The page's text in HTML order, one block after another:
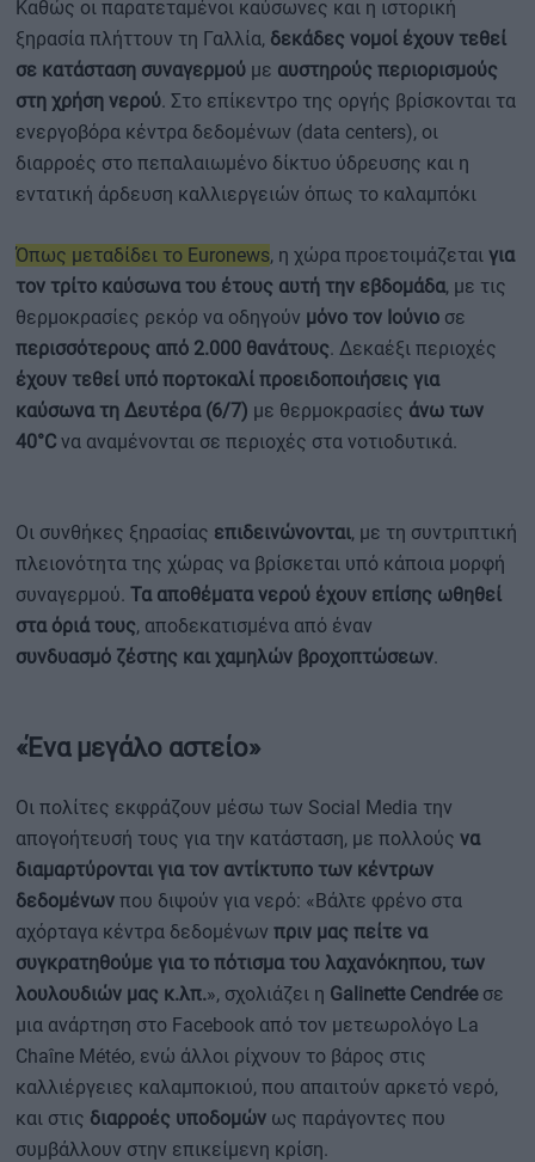
Καθώς οι παρατεταμένοι καύσωνες και η ιστορική
ξηρασία πλήττουν τη Γαλλία, δεκάδες νομοί έχουν τεθεί
σε κατάσταση συναγερμού με αυστηρούς περιορισμούς
στη χρήση νερού. Στο επίκεντρο της οργής βρίσκονται τα
ενεργοβόρα κέντρα δεδομένων (data centers), οι
διαρροές στο πεπαλαιωμένο δίκτυο ύδρευσης και η
εντατική άρδευση καλλιεργειών όπως το καλαμπόκι
Όπως μεταδίδει το Euronews, η χώρα προετοιμάζεται για
τον τρίτο καύσωνα του έτους αυτή την εβδομάδα, με τις
θερμοκρασίες ρεκόρ να οδηγούν μόνο τον Ιούνιο σε
περισσότερους από 2.000 θανάτους. Δεκαέξι περιοχές
έχουν τεθεί υπό πορτοκαλί προειδοποιήσεις για
καύσωνα τη Δευτέρα (6/7) με θερμοκρασίες άνω των
40°C να αναμένονται σε περιοχές στα νοτιοδυτικά.
Οι συνθήκες ξηρασίας επιδεινώνονται, με τη συντριπτική
πλειονότητα της χώρας να βρίσκεται υπό κάποια μορφή
συναγερμού. Τα αποθέματα νερού έχουν επίσης ωθηθεί
στα όριά τους, αποδεκατισμένα από έναν
συνδυασμό ζέστης και χαμηλών βροχοπτώσεων.
«Ένα μεγάλο αστείο»
Οι πολίτες εκφράζουν μέσω των Social Media την
απογοήτευσή τους για την κατάσταση, με πολλούς να
διαμαρτύρονται για τον αντίκτυπο των κέντρων
δεδομένων που διψούν για νερό: «Βάλτε φρένο στα
αχόρταγα κέντρα δεδομένων πριν μας πείτε να
συγκρατηθούμε για το πότισμα του λαχανόκηπου, των
λουλουδιών μας κ.λπ.», σχολιάζει η Galinette Cendréeσε
μια ανάρτηση στο Facebook από τον μετεωρολόγο La
Chaîne Météo, ενώ άλλοι ρίχνουν το βάρος στις
καλλιέργειες καλαμποκιού, που απαιτούν αρκετό νερό,
και στις διαρροές υποδομών ως παράγοντες που
συμβάλλουν στην επικείμενη κρίση.